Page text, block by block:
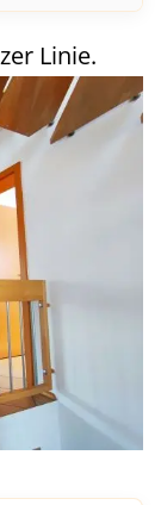
Linie.